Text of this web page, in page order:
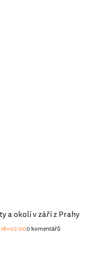
a okolí v září z Prahy
0 komentářů